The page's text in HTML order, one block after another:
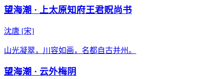
望海潮 · 上太原知府王君贶尚书
沈唐 [宋]
山光凝翠，川容如画，名都自古并州。
望海潮 · 云外梅阴